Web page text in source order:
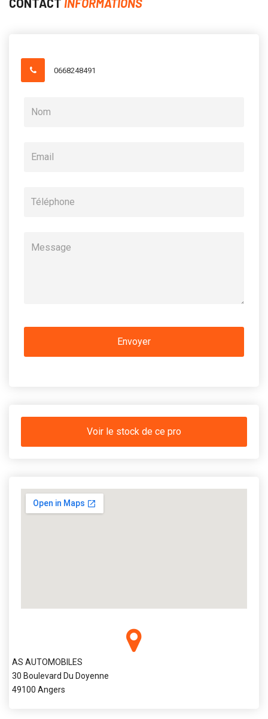
0668248491
Voir le stock de ce pro
AS AUTOMOBILES
30 Boulevard Du Doyenne
49100 Angers